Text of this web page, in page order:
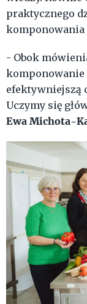
praktycznego
komponowania
- Obok
komponowanie
efektywniejszą
Uczymy się
Ewa Michota-